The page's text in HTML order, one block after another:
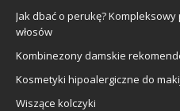
Jak dbać o perukę?
włosów
Kombinezony damskie
Kosmetyki hipoalergiczne do
Wiszące kolczyki